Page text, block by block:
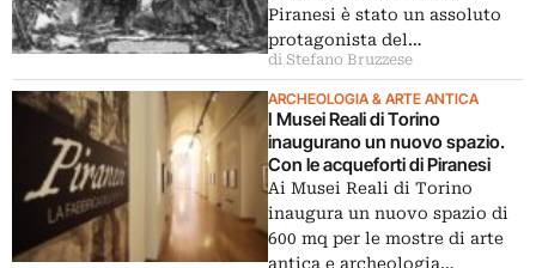
Piranesi è stato un assoluto
protagonista del…
di Stefano Bruzzese
ARCHEOLOGIA & ARTE ANTICA
I Musei Reali di Torino
inaugurano un nuovo spazio.
Con le acqueforti di Piranesi
Ai Musei Reali di Torino
inaugura un nuovo spazio di
600 mq per le mostre di arte
antica e archeologia…